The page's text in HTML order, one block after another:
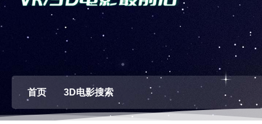
首页 3D电影搜索